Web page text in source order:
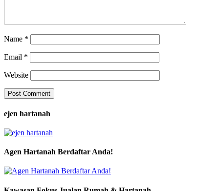
Name *
Email *
Website
ejen hartanah
Agen Hartanah Berdaftar Anda!